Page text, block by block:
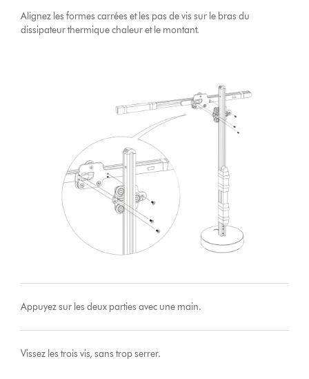
Alignez les formes carrées et les pas de vis sur le bras du
dissipateur thermique chaleur et le montant.
Appuyez sur les deux parties avec une main.
Vissez les trois vis, sans trop serrer.